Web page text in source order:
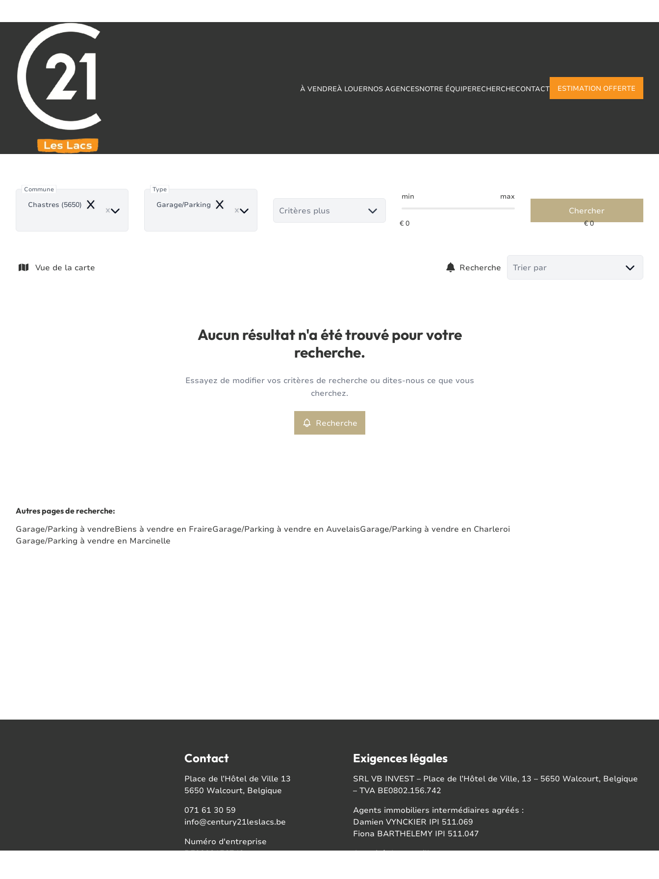
À VENDREÀ LOUERNOS AGENCESNOTRE ÉQUIPERECHERCHECONTACT ESTIMATION OFFERTE
Commune
Chastres (5650) Remove
Type
Garage/Parking Remove Critères plus
min max
Chercher
Vue de la carte Recherche Trier par
Aucun résultat n'a été trouvé pour votre
recherche.
Essayez de modifier vos critères de recherche ou dites-nous ce que vous
cherchez.
Recherche
Autres pages de recherche:
Garage/Parking à vendreBiens à vendre en FraireGarage/Parking à vendre en AuvelaisGarage/Parking à vendre en Charleroi
Garage/Parking à vendre en Marcinelle
Contact
Place de l’Hôtel de Ville 13
5650 Walcourt, Belgique
071 61 30 59
info@century21leslacs.be
Numéro d'entreprise
BE0802156742
Exigences légales
SRL VB INVEST – Place de l’Hôtel de Ville, 13 – 5650 Walcourt, Belgique
– TVA BE0802.156.742
Agents immobiliers intermédiaires agréés :
Damien VYNCKIER IPI 511.069
Fiona BARTHELEMY IPI 511.047
Autorité de surveillance: